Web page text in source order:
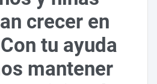
crecer en
tu ayuda
mantener